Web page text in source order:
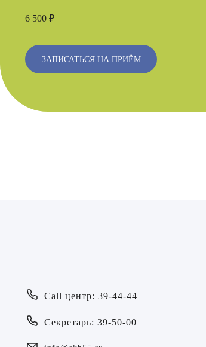
6 500 ₽
ЗАПИСАТЬСЯ НА ПРИЁМ
Call центр: 39-44-44
Секретарь: 39-50-00